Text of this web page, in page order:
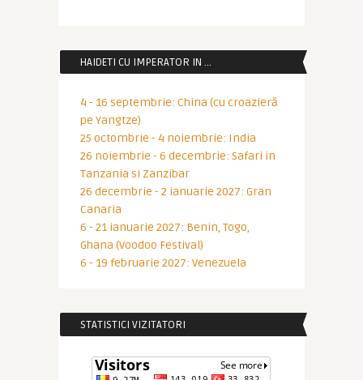
HAIDETI CU IMPERATOR IN …
4 - 16 septembrie: China (cu croazieră
pe Yangtze)
25 octombrie - 4 noiembrie: India
26 noiembrie - 6 decembrie: Safari in
Tanzania si Zanzibar
26 decembrie - 2 ianuarie 2027: Gran
Canaria
6 - 21 ianuarie 2027: Benin, Togo,
Ghana (Voodoo Festival)
6 - 19 februarie 2027: Venezuela
STATISTICI VIZITATORI